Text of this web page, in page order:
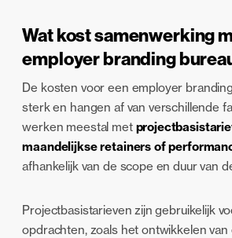
Wat kost samenwerking
employer branding
De kosten voor een employer
sterk en hangen af van verschillende
werken meestal met
maandelijkse retainers of
afhankelijk van de scope en duur van
Projectbasistarieven zijn gebruikelijk
opdrachten, zoals het ontwikkelen